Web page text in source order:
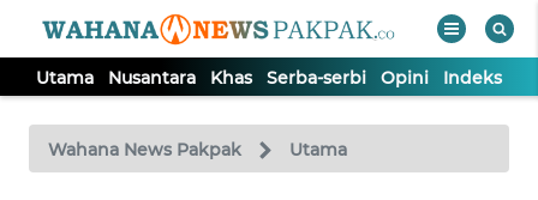
Utama Nusantara Khas Serba-serbi Opini Indeks
Wahana News Pakpak Utama
TV
Tutup